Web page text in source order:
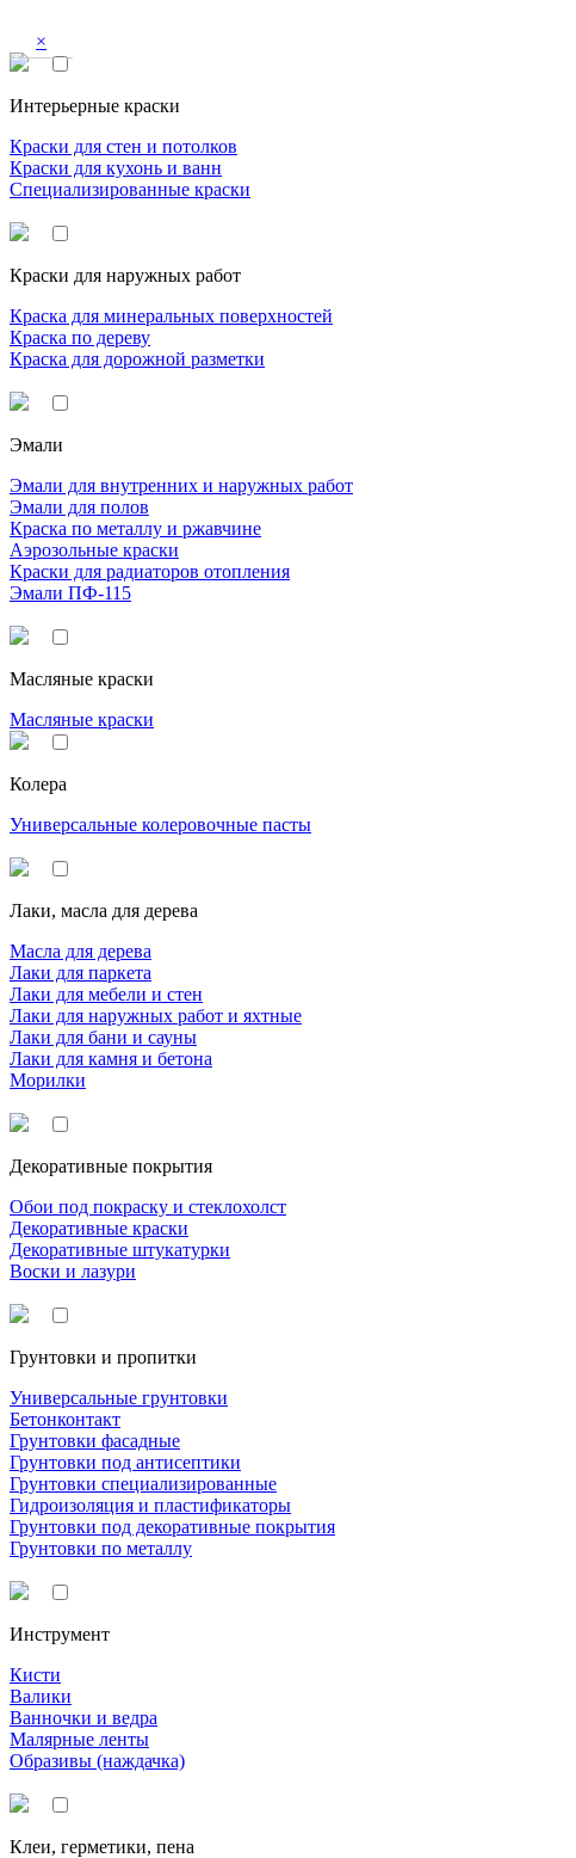
×
Интерьерные краски
Краски для стен и потолков
Краски для кухонь и ванн
Специализированные краски
Краски для наружных работ
Краска для минеральных поверхностей
Краска по дереву
Краска для дорожной разметки
Эмали
Эмали для внутренних и наружных работ
Эмали для полов
Краска по металлу и ржавчине
Аэрозольные краски
Краски для радиаторов отопления
Эмали ПФ-115
Масляные краски
Масляные краски
Колера
Универсальные колеровочные пасты
Лаки, масла для дерева
Масла для дерева
Лаки для паркета
Лаки для мебели и стен
Лаки для наружных работ и яхтные
Лаки для бани и сауны
Лаки для камня и бетона
Морилки
Декоративные покрытия
Обои под покраску и стеклохолст
Декоративные краски
Декоративные штукатурки
Воски и лазури
Грунтовки и пропитки
Универсальные грунтовки
Бетонконтакт
Грунтовки фасадные
Грунтовки под антисептики
Грунтовки специализированные
Гидроизоляция и пластификаторы
Грунтовки под декоративные покрытия
Грунтовки по металлу
Инструмент
Кисти
Валики
Ванночки и ведра
Малярные ленты
Образивы (наждачка)
Клеи, герметики, пена